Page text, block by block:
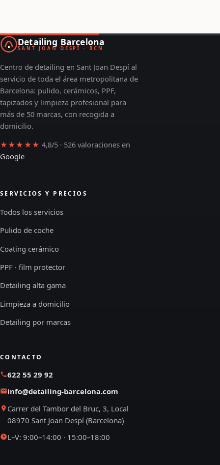
Detailing Barcelona
SANT JOAN DESPÍ · BCN
Centro de detailing en Sant Joan Despí al
servicio de toda el área metropolitana de
Barcelona: pulido, cerámicos, PPF,
tapizados y limpieza profesional para
más de 50 marcas, con recogida a
domicilio.
★★★★★ 4,8/5 · 526 valoraciones en
Google
SERVICIOS Y PRECIOS
Todos los servicios
Pulido de coche
Coating cerámico
PPF · film protector
Detailing alta gama
Limpieza a domicilio
Detailing por marcas
CONTACTO
622 55 29 92
info@detailing-barcelona.com
Carrer del Tambor del Bruc, 3, Local
08970 Sant Joan Despí (Barcelona)
L–V: 9:00–14:00 · 15:00–18:00